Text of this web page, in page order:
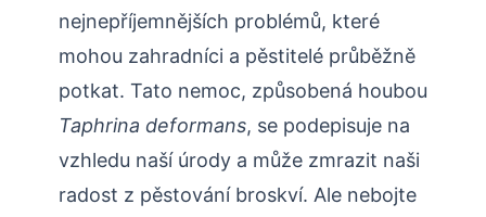
nejnepříjemnějších problémů, které
mohou zahradníci a pěstitelé průběžně
potkat. Tato nemoc,⁤ způsobená houbou
Taphrina deformans, se podepisuje na
vzhledu naší úrody a může zmrazit ‍naši
radost z pěstování broskví. Ale nebojte